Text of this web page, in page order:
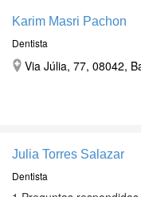
Karim Masri Pachon
Dentista
Via Júlia, 77, 08042,
Julia Torres Salazar
Dentista